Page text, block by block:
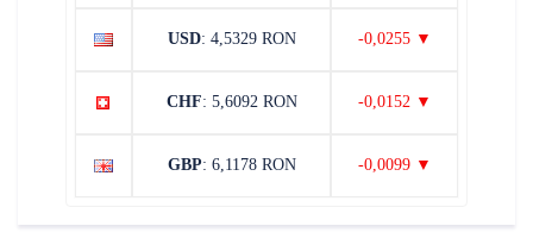
USD: 4,5329 RON -0,0255 ▼
CHF: 5,6092 RON -0,0152 ▼
GBP: 6,1178 RON -0,0099 ▼